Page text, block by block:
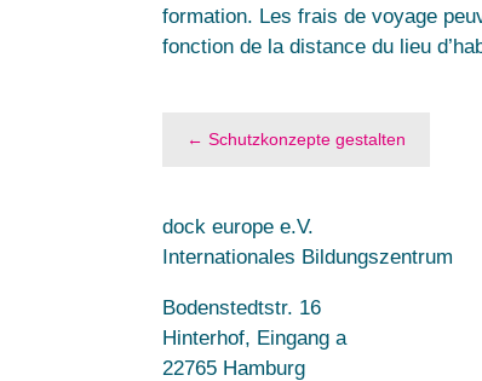
formation. Les frais de voyage
fonction de la distance du lieu
←Schutzkonzepte gestalten
dock europe e.V.
Internationales Bildungszentrum
Bodenstedtstr. 16
Hinterhof, Eingang a
22765 Hamburg